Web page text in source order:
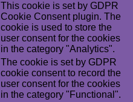
This cookie is set by GDPR
Cookie Consent plugin. The
cookie is used to store the
user consent for the cookies
in the category "Analytics".
The cookie is set by GDPR
cookie consent to record the
user consent for the cookies
in the category "Functional".